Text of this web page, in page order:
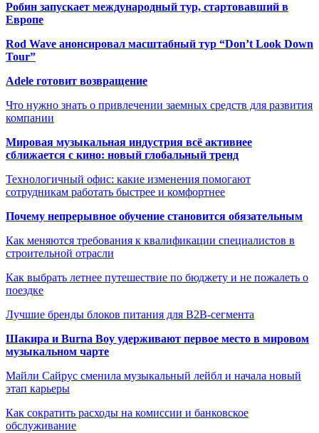
Робин запускает международный тур, стартовавший в
Европе
Rod Wave анонсировал масштабный тур “Don’t Look Down
Tour”
Adele готовит возвращение
Что нужно знать о привлечении заемных средств для развития
компании
Мировая музыкальная индустрия всё активнее
сближается с кино: новый глобальный тренд
Технологичный офис: какие изменения помогают
сотрудникам работать быстрее и комфортнее
Почему непрерывное обучение становится обязательным
Как меняются требования к квалификации специалистов в
строительной отрасли
Как выбрать летнее путешествие по бюджету и не пожалеть о
поездке
Лучшие бренды блоков питания для B2B-сегмента
Шакира и Burna Boy удерживают первое место в мировом
музыкальном чарте
Майли Сайрус сменила музыкальный лейбл и начала новый
этап карьеры
Как сократить расходы на комиссии и банковское
обслуживание